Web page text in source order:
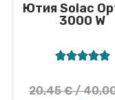
Ютия Solac
3000 W

20,45€/